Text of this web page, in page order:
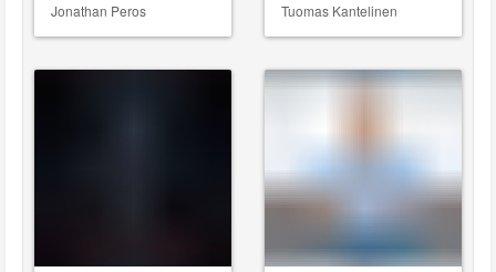
Jonathan Peros Tuomas Kantelinen